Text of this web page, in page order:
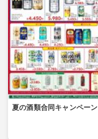
夏の酒類合同キャンペーン